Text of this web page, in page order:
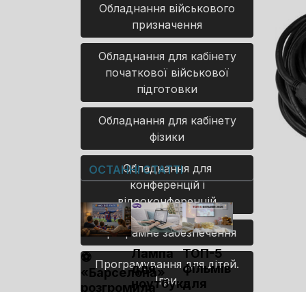
Обладнання військового
призначення
Обладнання для кабінету
початкової військової
підготовки
Обладнання для кабінету
фізики
Обладнання для
конференцій і
відеоконференцій
Програмне забезпечення
Програмування для дітей.
Ігри.
ОСТАННІ СТАТТІ
⚽
«Барселона»
розгромила
Лампа
для
ноутбука
ТОП-5
фільмів
для